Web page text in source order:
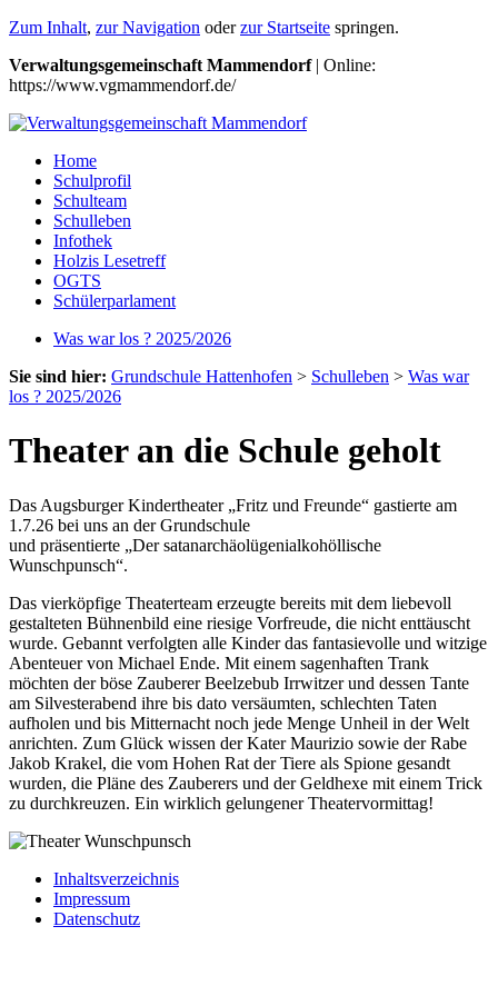
Zum Inhalt, zur Navigation oderzur Startseite springen.
Verwaltungsgemeinschaft Mammendorf| Online:
https://www.vgmammendorf.de/
Home
Schulprofil
Schulteam
Schulleben
Infothek
Holzis Lesetreff
OGTS
Schülerparlament
Was war los ? 2025/2026
Sie sind hier: Grundschule Hattenhofen > Schulleben > Was war
los ? 2025/2026
Theater an die Schule geholt
Das Augsburger Kindertheater „Fritz und Freunde“ gastierte am
1.7.26 bei uns an der Grundschule
und präsentierte „Der satanarchäolügenialkohöllische
Wunschpunsch“.
Das vierköpfige Theaterteam erzeugte bereits mit dem liebevoll
gestalteten Bühnenbild eine riesige Vorfreude, die nicht enttäuscht
wurde. Gebannt verfolgten alle Kinder das fantasievolle und witzige
Abenteuer von Michael Ende. Mit einem sagenhaften Trank
möchten der böse Zauberer Beelzebub Irrwitzer und dessen Tante
am Silvesterabend ihre bis dato versäumten, schlechten Taten
aufholen und bis Mitternacht noch jede Menge Unheil in der Welt
anrichten. Zum Glück wissen der Kater Maurizio sowie der Rabe
Jakob Krakel, die vom Hohen Rat der Tiere als Spione gesandt
wurden, die Pläne des Zauberers und der Geldhexe mit einem Trick
zu durchkreuzen. Ein wirklich gelungener Theatervormittag!
Inhaltsverzeichnis
Impressum
Datenschutz